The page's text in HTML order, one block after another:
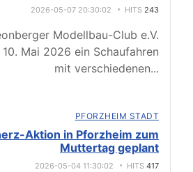
2026-05-07 20:30:02 HITS 243
Modellbau-Club e.V.
Mai 2026 ein Schaufahren
mit verschiedenen...
PFORZHEIM STADT
Aktion in Pforzheim zum
Muttertag geplant
2026-05-04 11:30:02 HITS 417